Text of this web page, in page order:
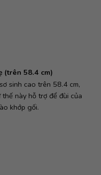
(trên 58.4 cm)
sinh cao trên 58.4 cm,
này hỗ trợ để đùi của
khớp gối.